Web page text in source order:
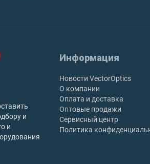
и
и
Информация
Новости VectorOptics
О компании
Оплата и доставка
Оптовые продажи
Сервисный центр
Политика